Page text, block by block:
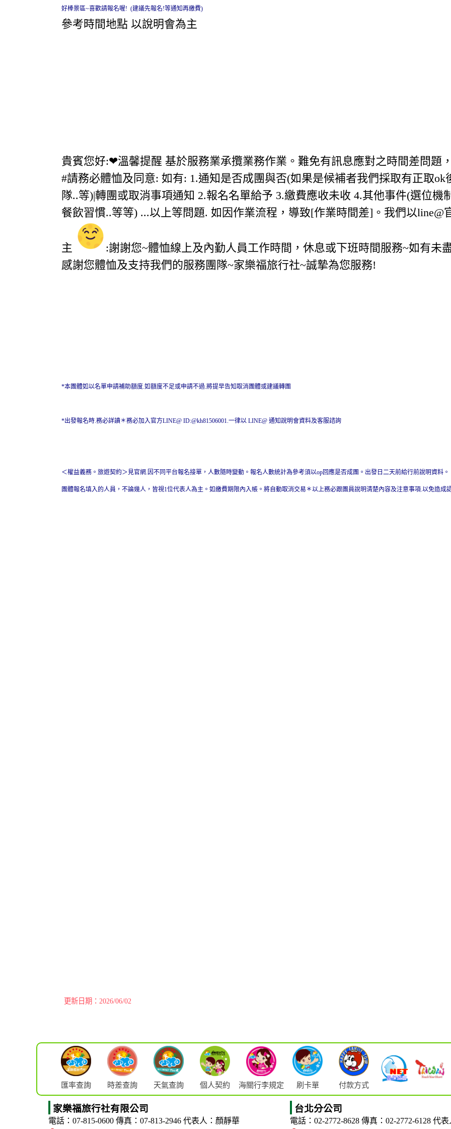
好棒景區~喜歡請報名喔! (建議先報名!等通知再繳費)
參考時間地點 以說明會為主
貴賓您好:❤溫馨提醒 基於服務業承攬業務作業。難免有訊息應對之時間差問題
#請務必體恤及同意: 如有: 1.通知是否成團與否(如果是候補者我們採取有正取
隊..等)|轉團或取消事項通知 2.報名名單給予 3.繳費應收未收 4.其他事件(選位機
餐飲習慣..等等) ...以上等問題. 如因作業流程，導致[作業時間差]。我們以line@
主
:謝謝您~體恤線上及內勤人員工作時間，休息或下班時間服務~如有未
感謝您體恤及支持我們的服務團隊~家樂福旅行社~誠摯為您服務!
*本團體如以名單申請補助額度.如額度不足或申請不過.將提早告知取消團體或建議轉團
*出發報名時.務必詳讀＊務必加入官方LINE@ ID:@kh81506001.一律以 LINE@ 通知說明會資料及客服諮詢
＜權益義務。旅遊契約＞見官網.因不同平台報名接單，人數隨時變動。報名人數統計為參考須以op回應是否成團。出發日二天前給行前說明資料。
團體報名填入的人員，不論幾人，皆視1位代表人為主。如繳費期限內入帳。將自動取消交易＊以上務必跟團員說明清楚內容及注意事項.以免造成
更新日期：2026/06/02
匯率查詢 時差查詢 天氣查詢 個人契約 海關行李規定 刷卡單 付款方式
家樂福旅行社有限公司
電話：07-815-0600 傳真：07-813-2946 代表人：顏靜華
台北分公司
電話：02-2772-8628 傳真：02-2772-6128 代表